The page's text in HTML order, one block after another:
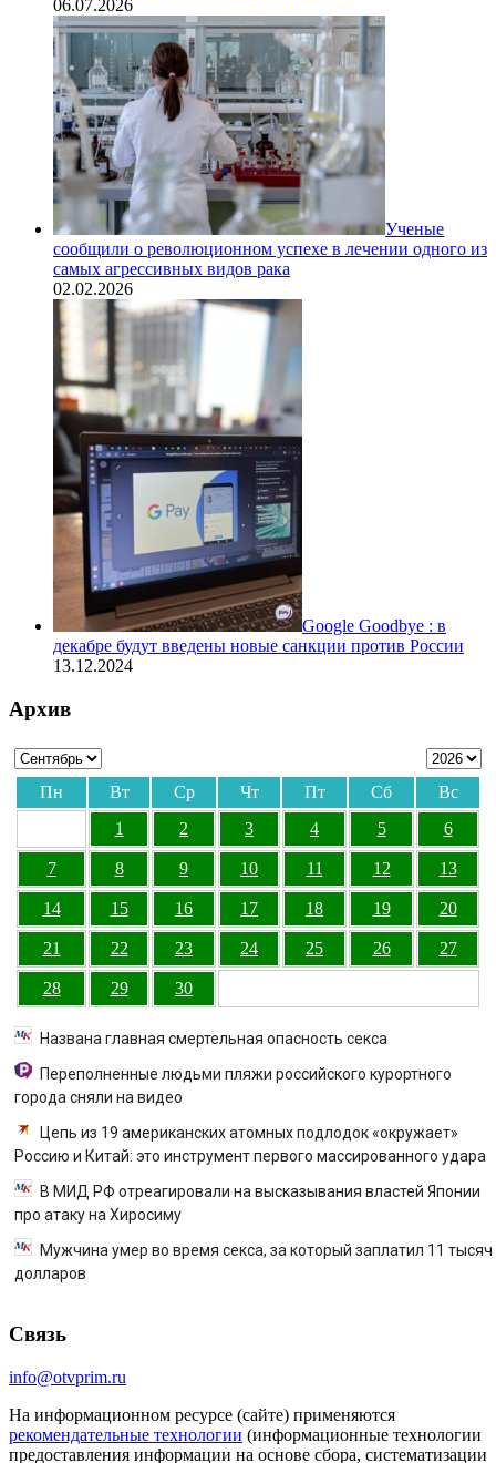
06.07.2026
Ученые
сообщили о революционном успехе в лечении одного из
самых агрессивных видов рака
02.02.2026
Google Goodbye : в
декабре будут введены новые санкции против России
13.12.2024
Архив
Пн Вт Ср Чт Пт Сб
Вс
1
2 3 4 5 6
7 8 9 10 11 12 13
14 15 16 17 18 19 20
21 22 23 24 25 26 27
28 29 30
Названа главная смертельная опасность секса
Переполненные людьми пляжи российского курортного
города сняли на видео
Цепь из 19 американских атомных подлодок «окружает»
Россию и Китай: это инструмент первого массированного удара
В МИД РФ отреагировали на высказывания властей Японии
про атаку на Хиросиму
Мужчина умер во время секса, за который заплатил 11 тысяч
долларов
Связь
info@otvprim.ru
На информационном ресурсе (сайте) применяются
рекомендательные технологии (информационные технологии
предоставления информации на основе сбора, систематизации